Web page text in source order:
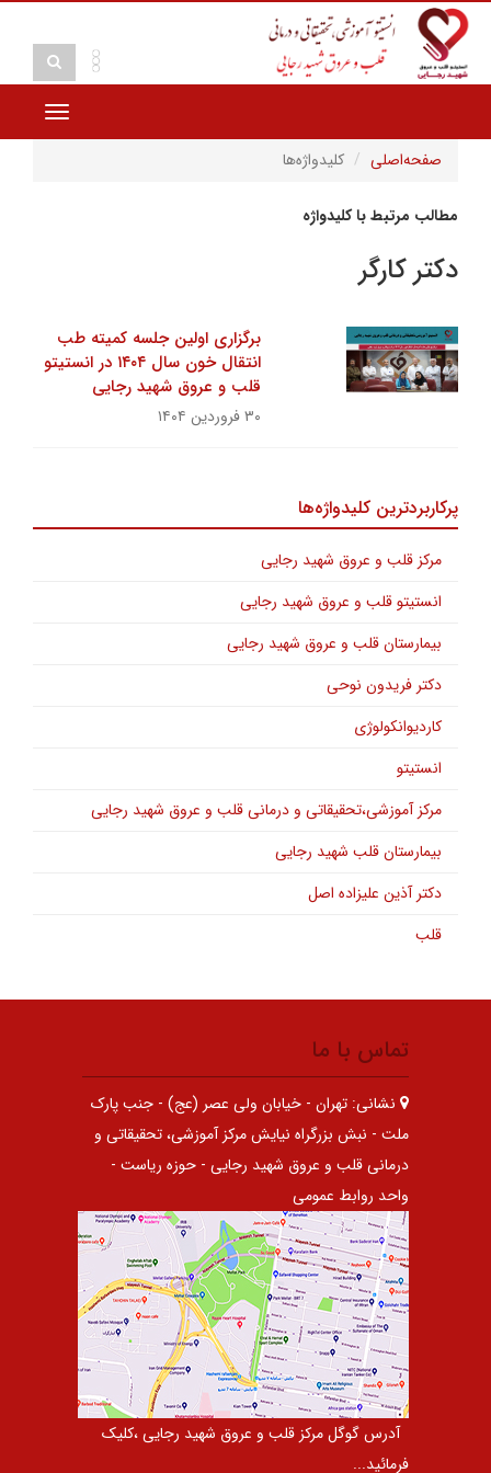
Toggle
صفحه‌اصلی
کلیدواژه‌ها
مطالب مرتبط با کلیدواژه
دکتر کارگر
برگزاری اولین جلسه کمیته طب
انتقال خون سال ۱۴۰۴ در انستیتو
قلب و عروق شهید رجایی
۳۰ فروردین ۱۴۰۴
پرکاربردترین کلیدواژه‌ها
مرکز قلب و عروق شهید رجایی
انستیتو قلب و عروق شهید رجایی
بیمارستان قلب و عروق شهید رجایی
دکتر فریدون نوحی
کاردیوانکولوژی
انستیتو
مرکز آموزشی،تحقیقاتی و درمانی قلب و عروق شهید رجایی
بیمارستان قلب شهید رجایی
دکتر آذین علیزاده اصل
قلب
تماس با ما
نشانی: تهران - خیابان ولی عصر (عج) - جنب پارک
ملت - نبش بزرگراه نیایش مرکز آموزشی، تحقیقاتی و
درمانی قلب و عروق شهید رجایی - حوزه ریاست -
واحد روابط عمومی
آدرس گوگل مرکز قلب و عروق شهید رجایی ،کلیک
فرمائید...